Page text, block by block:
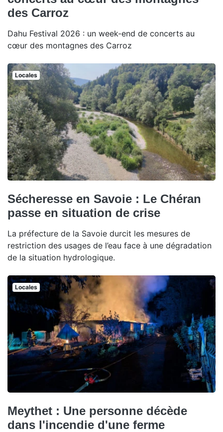
des Carroz
Dahu Festival 2026 : un week-end de concerts au
cœur des montagnes des Carroz
Locales
Sécheresse en Savoie : Le Chéran
passe en situation de crise
La préfecture de la Savoie durcit les mesures de
restriction des usages de l’eau face à une dégradation
de la situation hydrologique.
Locales
Meythet : Une personne décède
dans l'incendie d'une ferme